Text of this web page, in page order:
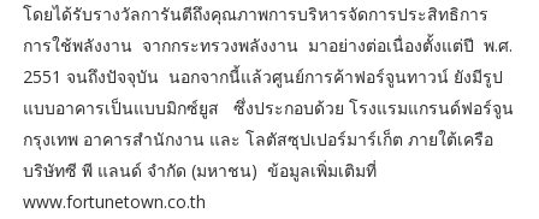
โดยได้รับรางวัลการันตีถึงคุณภาพการบริหารจัดการประสิทธิการ
การใช้พลังงาน จากกระทรวงพลังงาน มาอย่างต่อเนื่องตั้งแต่ปี พ.ศ.
2551 จนถึงปัจจุบัน นอกจากนี้แล้วศูนย์การค้าฟอร์จูนทาวน์ ยังมีรูป
แบบอาคารเป็นแบบมิกซ์ยูส ซึ่งประกอบด้วย โรงแรมแกรนด์ฟอร์จูน
กรุงเทพ อาคารสำนักงาน และ โลตัสซุปเปอร์มาร์เก็ต ภายใต้เครือ
บริษัทซี พี แลนด์ จำกัด (มหาชน) ข้อมูลเพิ่มเติมที่
www.fortunetown.co.th